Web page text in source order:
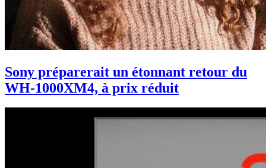
Sony préparerait un étonnant retour du
WH-1000XM4, à prix réduit